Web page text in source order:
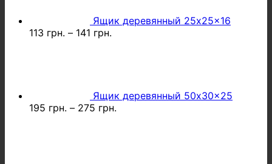
Ящик деревянный 25x25x16
113 грн. – 141 грн.
Ящик деревянный 50x30x25
195 грн. – 275 грн.